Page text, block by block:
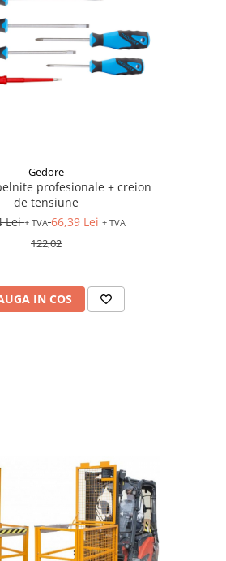
Gedore
profesionale + creion
de tensiune
Lei+ TVA 66,39 Lei + TVA
122,02
IN COS